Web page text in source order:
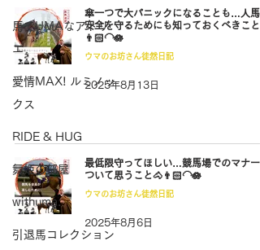
馬でUMAなアトリ
エ
愛情MAX! ルミノッ
クス
RIDE & HUG
舞姫の部屋
withuma.
引退馬コレクション
傘一つで大パニックになることも…人馬
安全を守るためにも知っておくべきこと
👨🏻‍🦲🪷
ウマのお坊さん徒然日記
2025年8月13日
最低限守ってほしい…競馬場でのマナー
ついて思うこと🐴👨🏻‍🦲🪷
ウマのお坊さん徒然日記
2025年8月6日